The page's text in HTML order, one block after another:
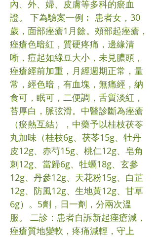
內、外、婦、皮膚等多科的瘀血
證。 下為驗案一例︰ 患者女，30
歲，面部痤瘡1月餘。頰部起痤瘡，
痤瘡色暗紅，質硬疼痛，邊緣清
晰，痘起如綠豆大小，未見膿頭，
痤瘡經前加重，月經週期正常，量
常，經色暗，有血塊，無痛經，納
食可，眠可，二便調，舌質淡紅，
苔厚白，脈弦滑。中醫診斷為痤瘡
（瘀熱互結），中藥予以桂枝茯苓
丸加味（桂枝6g、茯苓15g、牡丹
皮12g、赤芍15g、桃仁12g、皂角
刺12g、當歸6g、牡蠣18g、玄參
12g、丹參12g、天花粉15g、白芷
12g、防風12g、生地黃12g、甘草
6g）。5劑，日一劑，分兩次溫
服。 二診：患者自訴新起痤瘡減，
痤瘡質地變軟，疼痛減輕，守上